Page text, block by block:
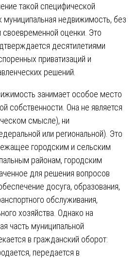
такой специфической
муниципальная недвижимость, без
оценки. Это
десятилетиями
приватизаций и
решений.
занимает особое место
собственности. Она не является
смысле), ни
или региональной). Это
городским и сельским
районам, городским
для решения вопросов
досуга, образования,
обслуживания,
хозяйства. Однако на
часть муниципальной
в гражданский оборот:
передается в